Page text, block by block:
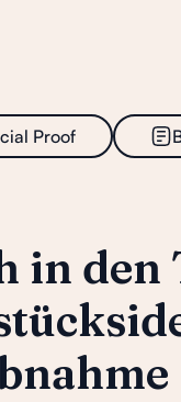
Proof
in den